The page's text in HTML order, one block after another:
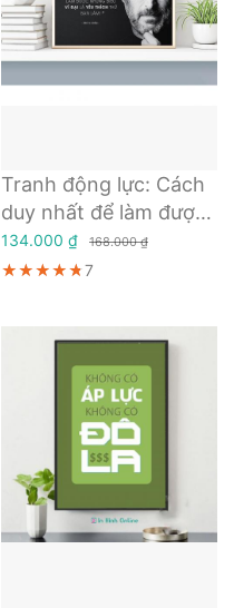
Tranh động lực: Cách
duy nhất để làm được
những điều vĩ đại là
yêu thích thứ bạn làm
134.000 ₫ 168.000 ₫
★★★★★
★★★★★
★★★★★7